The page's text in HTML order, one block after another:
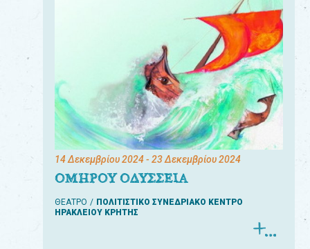
14 Δεκεμβρίου 2024- 23 Δεκεμβρίου 2024
ΟΜΗΡΟΥ ΟΔΥΣΣΕΙΑ
ΘΕΑΤΡΟ
ΠΟΛΙΤΙΣΤΙΚΟ ΣΥΝΕΔΡΙΑΚΟ ΚΕΝΤΡΟ
ΗΡΑΚΛΕΙΟΥ ΚΡΗΤΗΣ